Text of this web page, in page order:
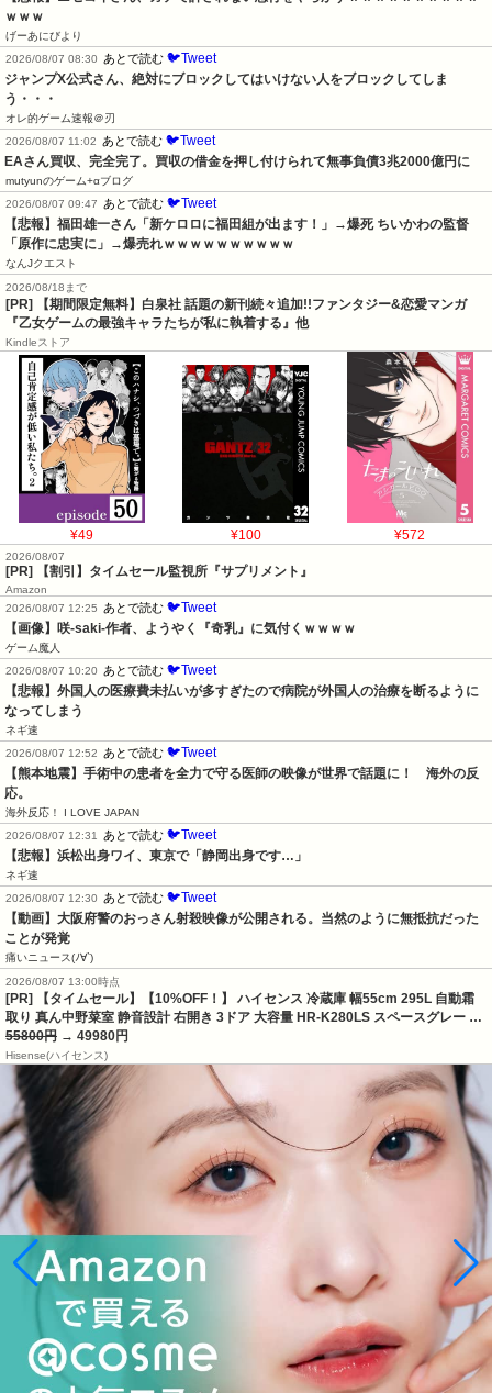
ｗｗｗ
げーあにびより
2026/08/07 08:30
あとで読む 🐦Tweet
ジャンプX公式さん、絶対にブロックしてはいけない人をブロックしてしま
う・・・
オレ的ゲーム速報＠刃
2026/08/07 11:02
あとで読む 🐦Tweet
EAさん買収、完全完了。買収の借金を押し付けられて無事負債3兆2000億円に
mutyunのゲーム+αブログ
2026/08/07 09:47
あとで読む 🐦Tweet
【悲報】福田雄一さん「新ケロロに福田組が出ます！」→爆死 ちいかわの監督
「原作に忠実に」→爆売れｗｗｗｗｗｗｗｗｗｗ
なんJクエスト
2026/08/18まで
[PR] 【期間限定無料】白泉社 話題の新刊続々追加!!ファンタジー&恋愛マンガ
『乙女ゲームの最強キャラたちが私に執着する』他
Kindleストア
¥49 ¥100 ¥572
2026/08/07
[PR] 【割引】タイムセール監視所『サプリメント』
Amazon
2026/08/07 12:25
あとで読む 🐦Tweet
【画像】咲-saki-作者、ようやく『奇乳』に気付くｗｗｗｗ
ゲーム魔人
2026/08/07 10:20
あとで読む 🐦Tweet
【悲報】外国人の医療費未払いが多すぎたので病院が外国人の治療を断るように
なってしまう
ネギ速
2026/08/07 12:52
あとで読む 🐦Tweet
【熊本地震】手術中の患者を全力で守る医師の映像が世界で話題に！　海外の反
応。
海外反応！ I LOVE JAPAN
2026/08/07 12:31
あとで読む 🐦Tweet
【悲報】浜松出身ワイ、東京で「静岡出身です…」
ネギ速
2026/08/07 12:30
あとで読む 🐦Tweet
【動画】大阪府警のおっさん射殺映像が公開される。当然のように無抵抗だった
ことが発覚
痛いニュース(ﾉ∀`)
2026/08/07 13:00時点
[PR] 【タイムセール】【10%OFF！】 ハイセンス 冷蔵庫 幅55cm 295L 自動霜
取り 真ん中野菜室 静音設計 右開き 3ドア 大容量 HR-K280LS スペースグレー …
55800円 → 49980円
Hisense(ハイセンス)